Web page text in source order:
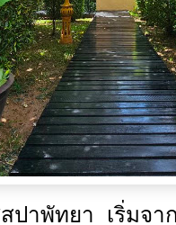
สปาพัทยา เริ่ม